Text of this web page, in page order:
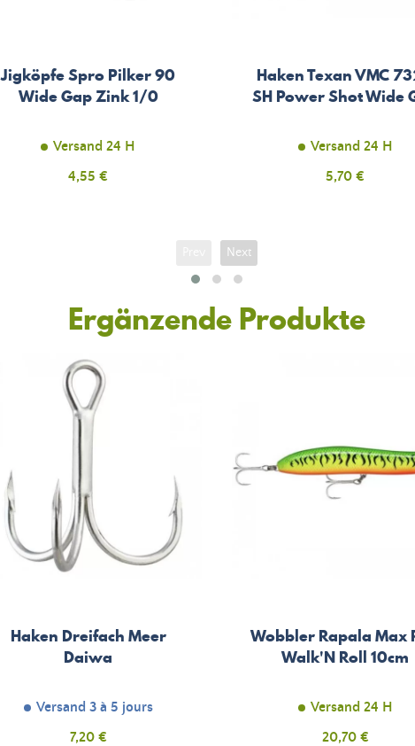
Jigköpfe Spro Pilker 90
Wide Gap Zink 1/0
Versand 24 H
Preis
4,55 €
Haken Texan VMC
SH Power Shot Wide
Versand 24 H
Preis
5,70 €
Next
Ergänzende Produkte
Haken Dreifach Meer
Daiwa
Versand 3 à 5 jours
Preis
7,20 €
Wobbler Rapala Max
Walk'N Roll 10cm
Versand 24 H
Preis
20,70 €